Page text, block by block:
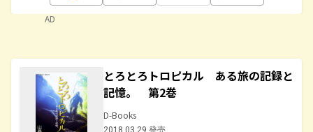
AD
とろとろトロピカル ある旅の記録と
記憶。 第2巻
D-Books
2018.03.29 発売